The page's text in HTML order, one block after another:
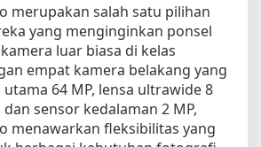
merupakan salah satu pilihan
yang menginginkan ponsel
luar biasa di kelas
empat kamera belakang yang
64 MP, lensa ultrawide 8
dan sensor kedalaman 2 MP,
menawarkan fleksibilitas yang